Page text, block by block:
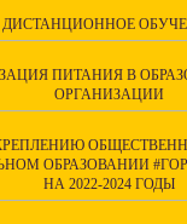
ДИСТАНЦИОННОЕ
ПИТАНИЯ В
ОРГАНИЗАЦИИ
ОБРАЗОВАНИИ
НА 2022-2024 ГОДЫ